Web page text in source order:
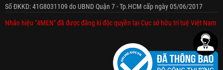
Số ĐKKD: 41G8031109 do UBND Quận 7 - Tp.HCM cấp ngày 05/06/2017
Nhãn hiệu "4MEN" đã được đăng kí độc quyền tại Cục sở hữu trí tuệ Việt Nam